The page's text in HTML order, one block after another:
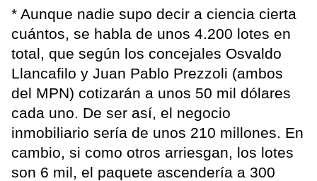
* Aunque nadie supo decir a ciencia cierta
cuántos, se habla de unos 4.200 lotes en
total, que según los concejales Osvaldo
Llancafilo y Juan Pablo Prezzoli (ambos
del MPN) cotizarán a unos 50 mil dólares
cada uno. De ser así, el negocio
inmobiliario sería de unos 210 millones. En
cambio, si como otros arriesgan, los lotes
son 6 mil, el paquete ascendería a 300